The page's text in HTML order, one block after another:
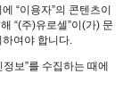
“이용자”의 콘텐츠이
“(주)유로셀”이(가) 문
하여야 합니다.
보”를 수집하는 때에